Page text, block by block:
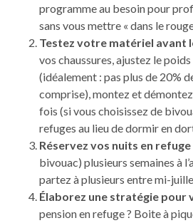
programme au besoin pour
sans vous mettre « dans le
Testez votre matériel avant
vos chaussures, ajustez le
(idéalement : pas plus de 20%
comprise), montez et
fois (si vous choisissez de
refuges au lieu de dormir en
Réservez vos nuits en refuge
bivouac) plusieurs semaines à
partez à plusieurs entre mi-
Élaborez une stratégie pour
pension en refuge ? Boite à